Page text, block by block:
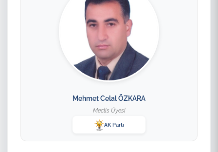
Mehmet Celal ÖZKARA
Meclis Üyesi
AK Parti